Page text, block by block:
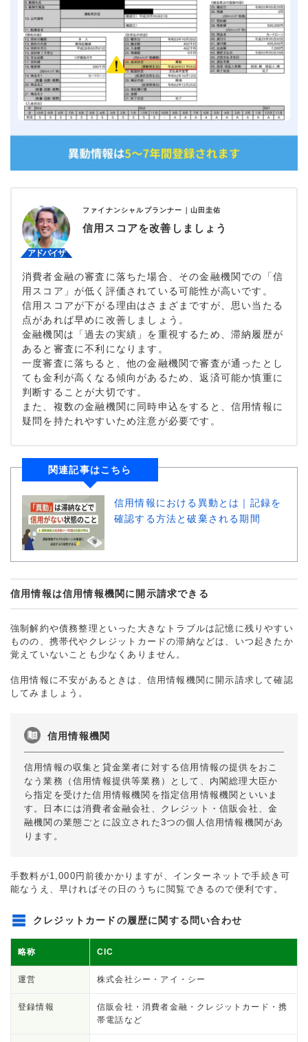
ファイナンシャルプランナー｜ 山田圭佑
信用スコアを改善しましょう
消費者金融の審査に落ちた場合、その金融機関での「信
用スコア」が低く評価されている可能性が高いです。
信用スコアが下がる理由はさまざまですが、思い当たる
点があれば早めに改善しましょう。
金融機関は「過去の実績」を重視するため、滞納履歴が
あると審査に不利になります。
一度審査に落ちると、他の金融機関で審査が通ったとし
ても金利が高くなる傾向があるため、返済可能か慎重に
判断することが大切です。
また、複数の金融機関に同時申込をすると、信用情報に
疑問を持たれやすいため注意が必要です。
関連記事はこちら
信用情報における異動とは｜記録を
確認する方法と破棄される期間
信用情報は信用情報機関に開示請求できる
強制解約や債務整理といった大きなトラブルは記憶に残りやすい
ものの、携帯代やクレジットカードの滞納などは、いつ起きたか
覚えていないことも少なくありません。
信用情報に不安があるときは、信用情報機関に開示請求して確認
してみましょう。
信用情報機関
信用情報の収集と貸金業者に対する信用情報の提供をおこ
なう業務（信用情報提供等業務）として、内閣総理大臣か
ら指定を受けた信用情報機関を指定信用情報機関といいま
す。日本には消費者金融会社、クレジット・信販会社、金
融機関の業態ごとに設立された3つの個人信用情報機関があ
ります。
手数料が1,000円前後かかりますが、インターネットで手続き可
能なうえ、早ければその日のうちに閲覧できるので便利です。
クレジットカードの履歴に関する問い合わせ
略称 CIC
運営 株式会社シー・アイ・シー
登録情報
信販会社・消費者金融・クレジットカード・携
帯電話など